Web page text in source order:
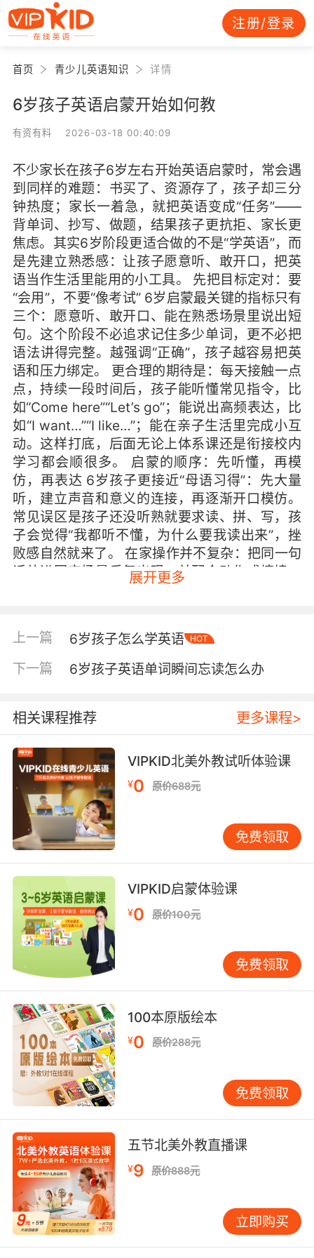
注册/登录
首页 青少儿英语知识 详情
6岁孩子英语启蒙开始如何教
有资有料 2026-03-18 00:40:09
不少家长在孩子6岁左右开始英语启蒙时，常会遇
到同样的难题：书买了、资源存了，孩子却三分
钟热度；家长一着急，就把英语变成“任务”——
背单词、抄写、做题，结果孩子更抗拒、家长更
焦虑。其实6岁阶段更适合做的不是“学英语”，而
是先建立熟悉感：让孩子愿意听、敢开口，把英
语当作生活里能用的小工具。 先把目标定对：要
“会用”，不要“像考试” 6岁启蒙最关键的指标只有
三个：愿意听、敢开口、能在熟悉场景里说出短
句。这个阶段不必追求记住多少单词，更不必把
语法讲得完整。越强调“正确”，孩子越容易把英
语和压力绑定。 更合理的期待是：每天接触一点
点，持续一段时间后，孩子能听懂常见指令，比
如“Come here”“Let’s go”；能说出高频表达，比
如“I want…”“I like…”；能在亲子生活里完成小互
动。这样打底，后面无论上体系课还是衔接校内
学习都会顺很多。 启蒙的顺序：先听懂，再模
仿，再表达 6岁孩子更接近“母语习得”：先大量
听，建立声音和意义的连接，再逐渐开口模仿。
常见误区是孩子还没听熟就要求读、拼、写，孩
子会觉得“我都听不懂，为什么要我读出来”，挫
败感自然就来了。 在家操作并不复杂：把同一句
话放进固定场景反复出现，并配合动作或情境，
让孩子不靠翻译也能懂。比如每天出门前都说
连续一两周，孩子听到这句话就去找鞋，说明“听
懂”已经发生。听懂后再邀请他跟你说一两次即
可，不要纠正口音，也不要要求发音“像老师”。
每天15分钟，比周末两小时更有效 6岁孩子注意
轻巧越容易坚持。建议把英语拆成“短、固定、可
预期”的小习惯：每天15分钟左右，尽量放在同一
时间段，比如晚饭后或睡前。 一个好用的15分钟
结构可以是： •3分钟：生活口令互动（起床、收
纳、出门等） •7分钟：绘本共读或动画音频（以
听为主） •5分钟：跟读/角色扮演小游戏（一句
一句来） 时间不长，但每天重复高频表达，孩子
会越听越熟、越熟越愿意开口。 家庭场景怎么
教：把英语“藏”进生活 家长英语不必很强，也能
把启蒙做得很到位。关键是选少量高频句，固定
场景反复用，让孩子在“用得上”里自然记住。 1）
起床与洗漱固定三到五句轮换：“Good morning”
“Wash your face”“Brush your teeth”“Let’s get
dressed”。每天同流程就是天然复习。 2）吃饭
与点心用孩子立刻用得上的表达：“I want…”
“More, please”“All done”“Yummy”。比如递水果
时先停一下，等孩子说“I want apple”再给，让他
感受到英语能“换来结果”，动力会明显提升。 3）
收纳与家务把“Clean up”“Put it here”“One
more”“Great job”变成固定口令。很多孩子喜欢
在“游戏规则”里完成任务，只要语气轻松，英语
反而更好用。 4）玩耍与角色扮演玩玩具最适合
自然输出：小汽车就说“Go/Stop/Fast/Slow”；
过家家就说“Tea, please”“Here you are”“Thank
you”。不必长句，短词短句就足够。 绘本、动
画、儿歌怎么选：少而精，反复听熟 资源太多反
而让人焦虑。6岁启蒙选材料记住一个原则：孩子
看得懂情节、听得懂大意、愿意反复听同一套。
不要追求“更难更高级”，而要追求“更熟更能用”。
绘本优先选情节清晰、重复句多的，一本书反复
展开更多
上一篇 6岁孩子怎么学英语 HOT
下一篇 6岁孩子英语单词瞬间忘读怎么办
相关课程推荐 更多课程>
VIPKID北美外教试听体验课
¥0 原价688元
免费领取
VIPKID启蒙体验课
¥0 原价100元
免费领取
100本原版绘本
¥0 原价288元
免费领取
五节北美外教直播课
¥9 原价888元
立即购买